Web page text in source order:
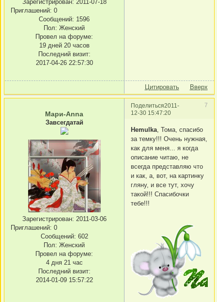
Зарегистрирован: 2011-07-18
Приглашений: 0
Сообщений: 1596
Пол: Женский
Провел на форуме:
19 дней 20 часов
Последний визит:
2017-04-26 22:57:30
Цитировать Вверх
Поделиться 7
2011-
12-30 15:47:20
Мари-Anna
Завсегдатай
Зарегистрирован: 2011-03-06
Приглашений: 0
Сообщений: 602
Пол: Женский
Провел на форуме:
4 дня 21 час
Последний визит:
2014-01-09 15:57:22
Hemulka, Тома, спасибо
за темку!!! Очень нужная,
как для меня... я когда
описание читаю, не
всегда представляю что
и как, а, вот, на картинку
гляну, и все тут, хочу
такой!!! Спасибочки
тебе!!!